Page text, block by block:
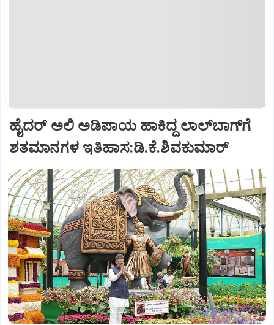
ಹೈದರ್ ಅಲಿ ಅಡಿಪಾಯ ಹಾಕಿದ್ದ ಲಾಲ್‌ಬಾಗ್‌ಗೆ
ಶತಮಾನಗಳ ಇತಿಹಾಸ:ಡಿ.ಕೆ.ಶಿವಕುಮಾರ್